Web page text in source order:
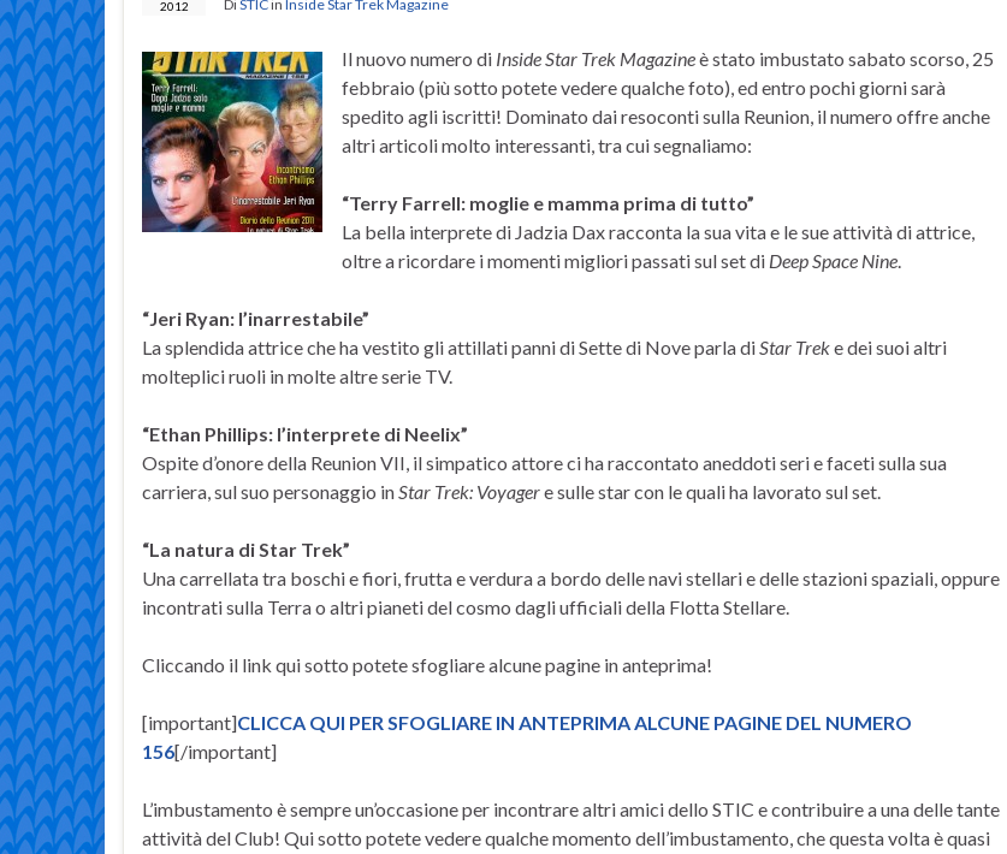
2012 DiSTICin Inside Star Trek Magazine
Il nuovo numero di Inside Star Trek Magazineè stato imbustato sabato scorso, 25
febbraio (più sotto potete vedere qualche foto), ed entro pochi giorni sarà
spedito agli iscritti! Dominato dai resoconti sulla Reunion, il numero offre anche
altri articoli molto interessanti, tra cui segnaliamo:
“Terry Farrell: moglie e mamma prima di tutto”
La bella interprete di Jadzia Dax racconta la sua vita e le sue attività di attrice,
oltre a ricordare i momenti migliori passati sul set di Deep Space Nine.
“Jeri Ryan: l’inarrestabile”
La splendida attrice che ha vestito gli attillati panni di Sette di Nove parla diStar Treke dei suoi altri
molteplici ruoli in molte altre serie TV.
“Ethan Phillips: l’interprete di Neelix”
Ospite d’onore della Reunion VII, il simpatico attore ci ha raccontato aneddoti seri e faceti sulla sua
carriera, sul suo personaggio inStar Trek: Voyagere sulle star con le quali ha lavorato sul set.
“La natura di Star Trek”
Una carrellata tra boschi e fiori, frutta e verdura a bordo delle navi stellari e delle stazioni spaziali, oppure
incontrati sulla Terra o altri pianeti del cosmo dagli ufficiali della Flotta Stellare.
Cliccando il link qui sotto potete sfogliare alcune pagine in anteprima!
[important]CLICCA QUI PER SFOGLIARE IN ANTEPRIMA ALCUNE PAGINE DEL NUMERO
156[/important]
L’imbustamento è sempre un’occasione per incontrare altri amici dello STIC e contribuire a una delle tante
attività del Club! Qui sotto potete vedere qualche momento dell’imbustamento, che questa volta è quasi